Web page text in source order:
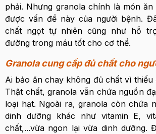
phải. Nhưng granola chính là món
được vấn đề này của người bệnh.
chất ngọt tự nhiên cũng như hỗ
đường trong máu tốt cho cơ thể.
Granola cung cấp đủ chất cho
Ai bảo ăn chay không đủ chất vì thiếu
Thật chất, granola vẫn chứa nguồn
loại hạt. Ngoài ra, granola còn chứa
dinh dưỡng khác như vitamin E,
chất,...vừa ngon lại vừa dinh dưỡng.